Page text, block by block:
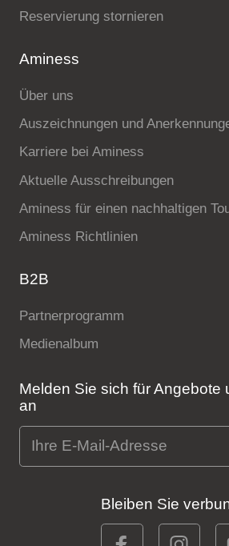
Reservierung stornieren
Aminess
Über uns
Auszeichnungen und
Karriere bei Aminess
Aktuelle Ausschreibungen
Aminess für einen nachhaltigen
Aminess Richtlinien
B2B
Partnerprogramm
Medienalbum
Melden Sie sich für Angebote
an
Bleiben Sie